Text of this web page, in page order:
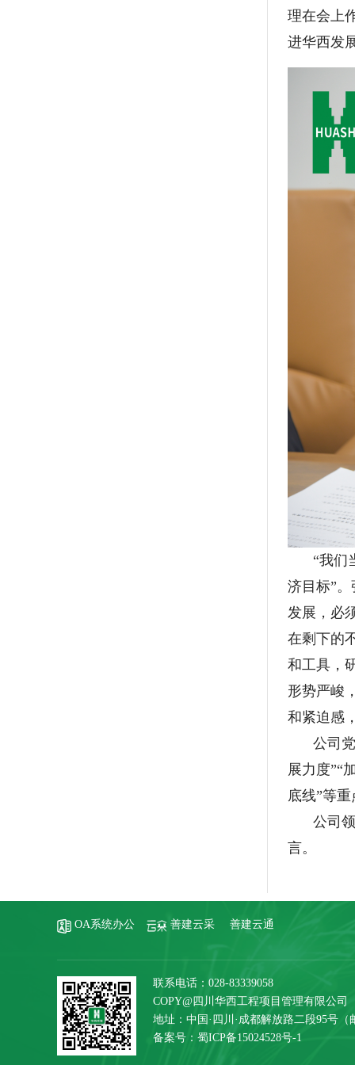
理在会上
进华西发
“我们
济目标”
发展，必
在剩下的
和工具，
形势严峻
和紧迫感
公司
展力度”“
底线”等
公司
言。
OA系统办公 善建云采 善建云通
联系电话：028-83339058
COPY@四川华西工程项目管理有限公司
地址：中国·四川·成都解放路二段95号（
备案号： 蜀ICP备15024528号-1